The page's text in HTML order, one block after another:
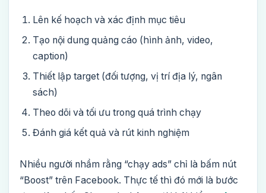
Lên kế hoạch và xác định mục tiêu
Tạo nội dung quảng cáo (hình ảnh, video,
caption)
Thiết lập target (đối tượng, vị trí địa lý, ngân
sách)
Theo dõi và tối ưu trong quá trình chạy
Đánh giá kết quả và rút kinh nghiệm
Nhiều người nhầm rằng “chạy ads” chỉ là bấm nút
“Boost” trên Facebook. Thực tế thì đó mới là bước